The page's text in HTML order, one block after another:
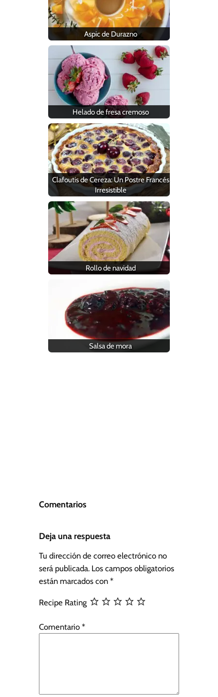
Aspic de Durazno
Helado de fresa cremoso
Clafoutis de Cereza: Un Postre Francés
Irresistible
Rollo de navidad
Salsa de mora
Comentarios
Deja una respuesta
Tu dirección de correo electrónico no
será publicada. Los campos obligatorios
están marcados con *
Recipe Rating
Comentario *